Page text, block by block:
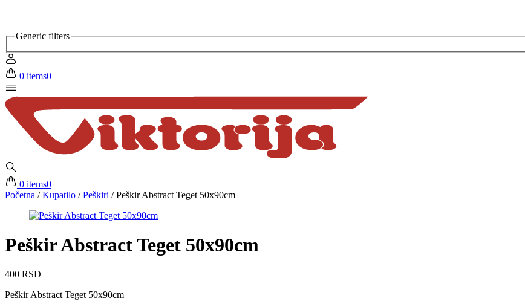
Generic filters
0 items0
0 items0
Početna /Kupatilo /Peškiri /Peškir Abstract Teget 50x90cm
Peškir Abstract Teget 50x90cm
400 RSD
Peškir Abstract Teget 50x90cm